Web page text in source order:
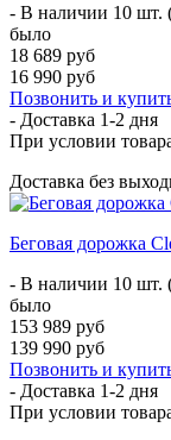
- В наличии 10 шт.
было
18 689 руб
16 990 руб
Позвонить и
- Доставка 1-2 дня
При условии
Доставка без
Беговая дорожка
- В наличии 10 шт.
было
153 989 руб
139 990 руб
Позвонить и
- Доставка 1-2 дня
При условии